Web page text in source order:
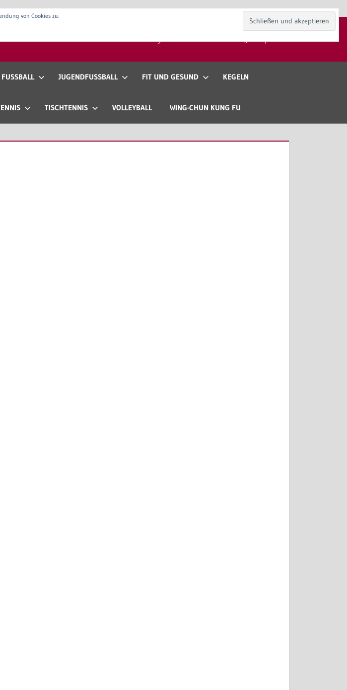
Vorstand Anfahrt & Kontakt Mitgliedschaft Gaststätte „Zur Spieli“
FUSSBALL JUGENDFUSSBALL FIT UND GESUND KEGELN
TISCHTENNIS VOLLEYBALL WING-CHUN KUNG FU
von Cookies zu.